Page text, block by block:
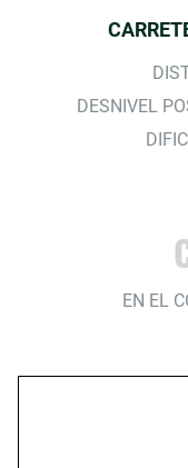
DESNIVEL
EN EL